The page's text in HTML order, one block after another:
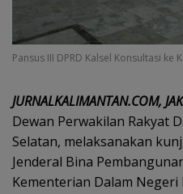
Pansus III DPRD Kalsel Konsultasi ke
JURNALKALIMANTAN.COM,
Dewan Perwakilan Rakyat
Selatan, melaksanakan
Jenderal Bina
Kementerian Dalam Negeri